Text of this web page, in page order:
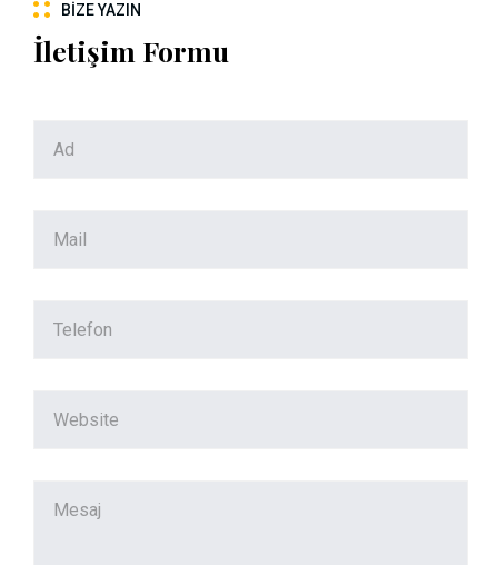
BIZE YAZIN
İletişim Formu